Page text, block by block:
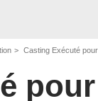
Casting Exécuté